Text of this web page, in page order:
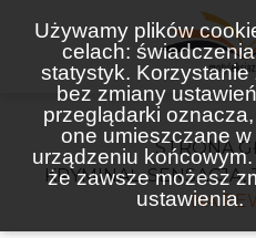
Używamy plików
celach: świadczenia
statystyk. Korzystanie
bez zmiany
przeglądarki
one umieszczane w
urządzeniu
że zawsze możesz
ustawienia.
STRONA
KRYMINAŁ,
NA